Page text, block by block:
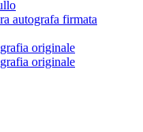
autografa firmata
originale
originale